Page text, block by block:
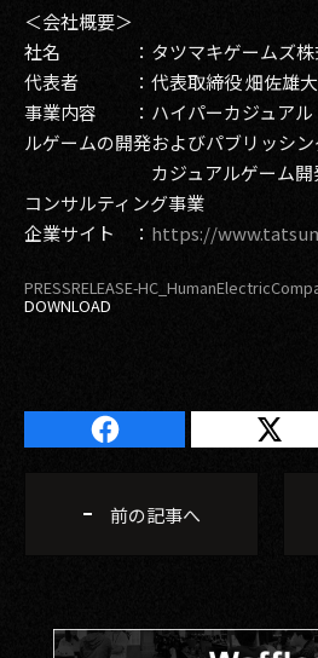
＜会社概要＞
社名 ：タツマキゲームズ株
代表者 ：代表取締役 畑佐雄大
事業内容 ：ハイパーカジュアル
ルゲームの開発およびパブリッシン
カジュアルゲーム開発や
コンサルティング事業
企業サイト ： https://
PRESSRELEASE-
前の記事へ